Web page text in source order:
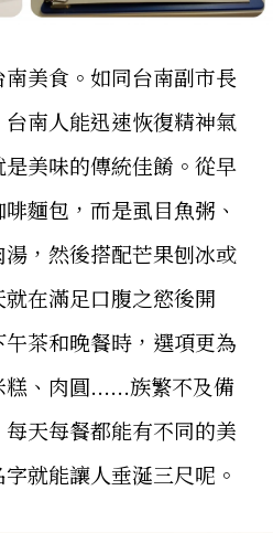
美食。如同台南副市長
南人能迅速恢復精神氣
美味的傳統佳餚。從早
麵包，而是虱目魚粥、
，然後搭配芒果刨冰或
在滿足口腹之慾後開
茶和晚餐時，選項更為
、肉圓......族繁不及備
天每餐都能有不同的美
就能讓人垂涎三尺呢。